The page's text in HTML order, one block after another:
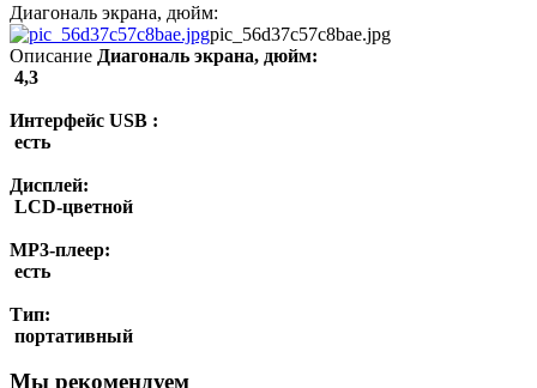
Диагональ экрана, дюйм:
pic_56d37c57c8bae.jpg
Описание Диагональ экрана, дюйм:
4,3
Интерфейс USB :
есть
Дисплей:
LCD-цветной
MP3-плеер:
есть
Тип:
портативный
Мы рекомендуем